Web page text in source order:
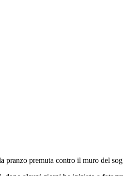
pranzo premuta contro il muro del